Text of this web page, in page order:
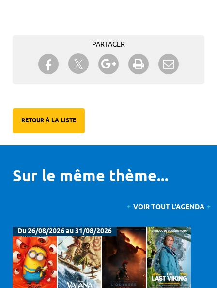
PARTAGER
Partager sur Facebook
Partager sur TwitterPartager sur Google+
Imprimer
RETOUR À LA LISTE
Sur le même thème...
VOIR TOUT L'AGENDA
Du 26/08/2026 au 31/08/2026